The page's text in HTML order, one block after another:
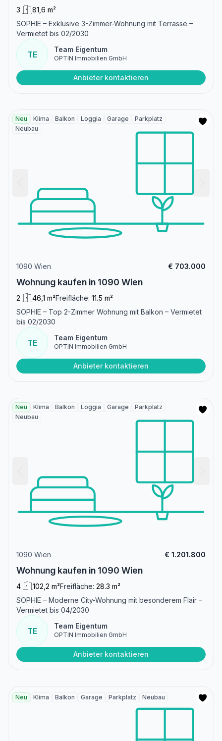
3
81,6 m²
SOPHIE – Exklusive 3-Zimmer-Wohnung mit Terrasse –
Vermietet bis 02/2030
TE
Team Eigentum
OPTIN Immobilien GmbH
Anbieter kontaktieren
Neu Klima Balkon Loggia Garage
Parkplatz
Neubau
1090 Wien € 703.000
Wohnung kaufen in 1090 Wien
2 46,1 m²Freifläche: 11.5 m²
SOPHIE – Top 2-Zimmer Wohnung mit Balkon – Vermietet
bis 02/2030
TE
Team Eigentum
OPTIN Immobilien GmbH
Anbieter kontaktieren
Neu Klima Balkon Loggia Garage
Parkplatz
Neubau
1090 Wien € 1.201.800
Wohnung kaufen in 1090 Wien
4 102,2 m²Freifläche: 28.3 m²
SOPHIE – Moderne City-Wohnung mit besonderem Flair –
Vermietet bis 04/2030
TE
Team Eigentum
OPTIN Immobilien GmbH
Anbieter kontaktieren
Neu Klima Balkon Garage Parkplatz Neubau